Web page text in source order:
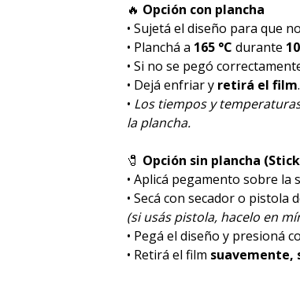
🔥 Opción con plancha
• Sujetá el diseño para que
• Planchá a 165 °C durante
• Si no se pegó
• Dejá enfriar y retirá el film.
• Los tiempos y
la plancha.
🧷 Opción sin plancha
• Aplicá pegamento sobre la
• Secá con secador o pistola
(si usás pistola, hacelo en
• Pegá el diseño y presioná
• Retirá el film suavemente,